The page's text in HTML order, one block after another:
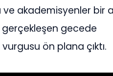
ve akademisyenler bir
gerçekleşen gecede
ön plana çıktı.